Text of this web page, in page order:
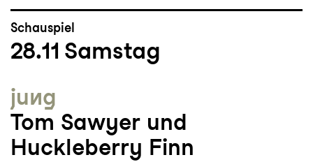
Schauspiel
28.11 Samstag
jung
Tom Sawyer und
Huckleberry Finn